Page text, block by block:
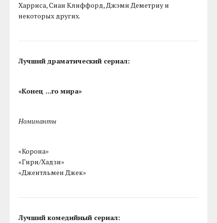
Харриса, Сиан Клиффорд, Джэми Деметриу и
некоторых других.
Лучший драматический сериал:
«Конец ...го мира»
Номинанты
«Корона»
«Гири/Хадзи»
«Джентльмен Джек»
Лучший комедийный сериал: